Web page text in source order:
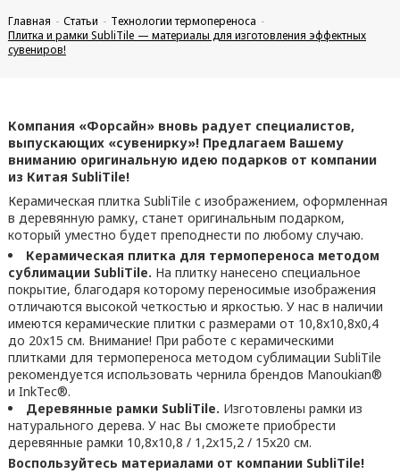
Главная Статьи
Технологии термопереноса
Плитка и рамки SubliTile — материалы для изготовления эффектных
сувениров!
Компания «Форсайн» вновь радует специалистов,
выпускающих «сувенирку»! Предлагаем Вашему
вниманию оригинальную идею подарков от компании
из Китая SubliTile!
Керамическая плитка SubliTile с изображением, оформленная
в деревянную рамку, станет оригинальным подарком,
который уместно будет преподнести по любому случаю.
Керамическая плитка для термопереноса методом
сублимации SubliTile. На плитку нанесено специальное
покрытие, благодаря которому переносимые изображения
отличаются высокой четкостью и яркостью. У нас в наличии
имеются керамические плитки с размерами от 10,8x10,8x0,4
до 20x15 см. Внимание! При работе с керамическими
плитками для термопереноса методом сублимации SubliTile
рекомендуется использовать чернила брендов Manoukian®
и InkTec®.
Деревянные рамки SubliTile. Изготовлены рамки из
натурального дерева. У нас Вы сможете приобрести
деревянные рамки 10,8x10,8 / 1,2x15,2 / 15x20 см.
Воспользуйтесь материалами от компании SubliTile!